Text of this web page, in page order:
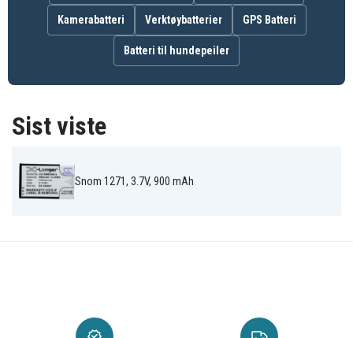
Kapasitet 900 mAh
Batteriet erstatter:
00001595
02-109457 60020438
Grandstream
DP720 DP750
Snom 2758
Snom M3
Snom M9R
Kamerabatteri Verktøybatterier GPS Batteri
Batteri til hundepeiler
Sist viste
Snom 1271, 3.7V, 900 mAh